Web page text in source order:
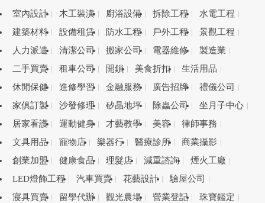
室內設計
木工裝潢 廚浴設備 拆除工程
水電工程
建築材料
設備租賃 防水工程 戶外工程
景觀工程
人力派遣
清潔公司 搬家公司 電器維修
製造業
二手買賣
租車公司 開鎖 美食折扣
生活用品
休閒保健
進修學習 金融服務 廣告招牌
禮儀公司
家俱訂製
沙發修理 矽晶地坪 除蟲公司
坐月子中心
居家看護
運動健身 才藝教學 美容
律師事務
文具用品
寵物店 樂器行 醫療診所
商業攝影
創業加盟
健康食品 理髮店 減重諮詢
煙火工廠
LED燈飾工程
汽車買賣 花藝設計
驗屋公司
寢具買賣
留學代辦 觀光農場 營業登記
珠寶鑑定